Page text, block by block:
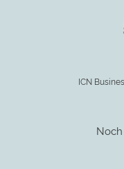
TUS
Hochschule
ICN
Tokyo
TH